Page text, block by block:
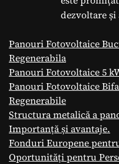
dezvoltare și
Panouri Fotovoltaice
Regenerabila
Panouri Fotovoltaice 5
Panouri Fotovoltaice
Regenerabile
Structura metalică a
Importanță și avantaje.
Fonduri Europene
Oportunități pentru